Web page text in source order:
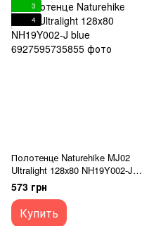
3
4
Полотенце Naturehike MJ02
Ultralight 128х80 NH19Y002-J
blue
573 грн
Купить